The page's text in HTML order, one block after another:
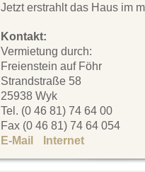
Jetzt erstrahlt das Haus im
Kontakt:
Vermietung durch:
Freienstein auf Föhr
Strandstraße 58
25938 Wyk
Tel. (0 46 81) 74 64 00
Fax (0 46 81) 74 64 054
E-Mail
Internet